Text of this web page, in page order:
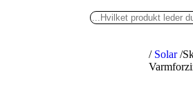
/ Solar /